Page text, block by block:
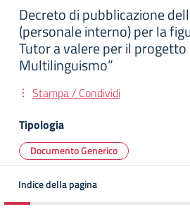
Decreto di pubblicazione
(personale interno) per la
Tutor a valere per il progetto
Multilinguismo”
Stampa / Condividi
Tipologia
Documento Generico
Indice della pagina